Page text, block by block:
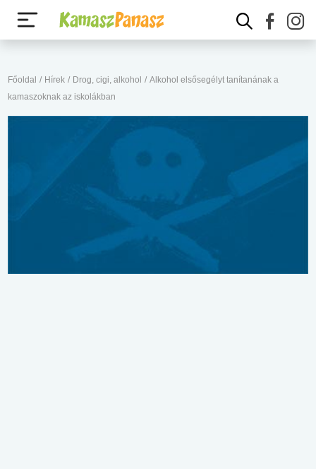
Főoldal / Hírek / Drog, cigi, alkohol / Alkohol elsősegélyt tanítanának a
kamaszoknak az iskolákban